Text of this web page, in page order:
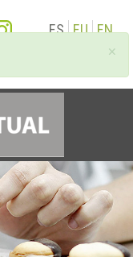
ES EU EN
×